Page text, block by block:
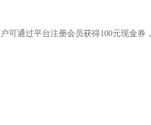
可通过平台注册会员获得100元现金券，